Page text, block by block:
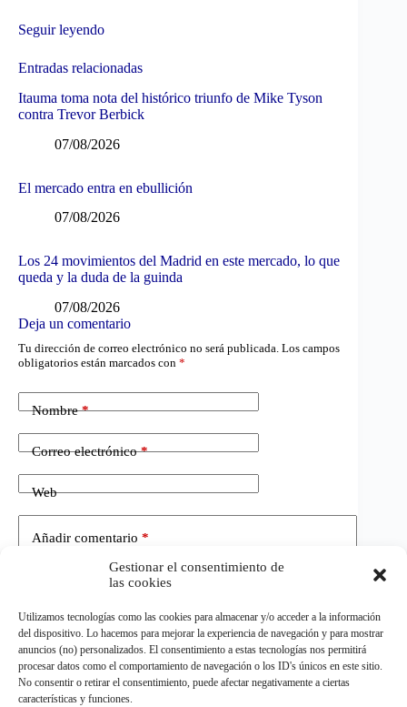
Gestionar el consentimiento de
las cookies
Utilizamos tecnologías como las cookies para almacenar y/o acceder a la información
del dispositivo. Lo hacemos para mejorar la experiencia de navegación y para mostrar
anuncios (no) personalizados. El consentimiento a estas tecnologías nos permitirá
procesar datos como el comportamiento de navegación o los ID's únicos en este sitio.
No consentir o retirar el consentimiento, puede afectar negativamente a ciertas
características y funciones.
Seguir leyendo
Entradas relacionadas
Itauma toma nota del histórico triunfo de Mike Tyson
contra Trevor Berbick
07/08/2026
El mercado entra en ebullición
07/08/2026
Los 24 movimientos del Madrid en este mercado, lo que
queda y la duda de la guinda
07/08/2026
Deja un comentario
Tu dirección de correo electrónico no será publicada. Los campos
obligatorios están marcados con *
Nombre*
Correo electrónico*
Web
Añadir comentario *
Publicar el comentario